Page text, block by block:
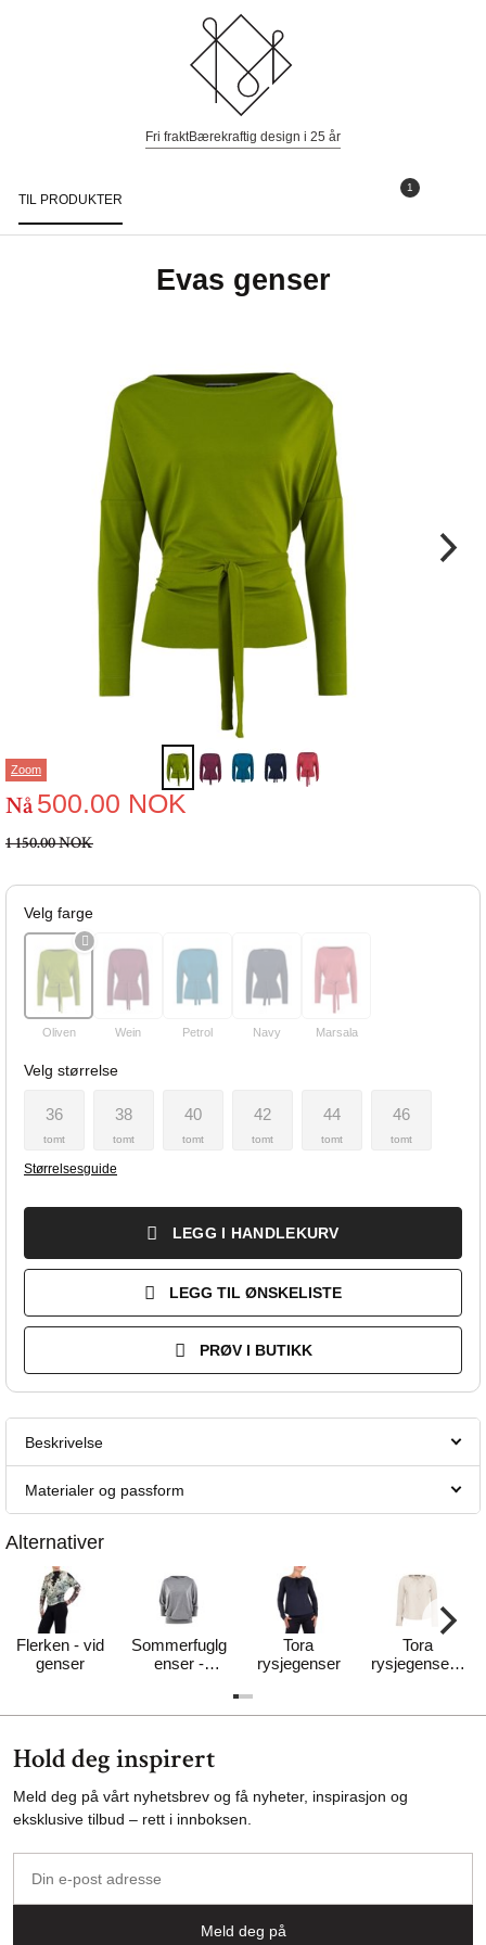
Fri fraktBærekraftig design i 25 år
1
TIL PRODUKTER
Evas genser
Zoom
Nå500.00 NOK
1 150.00 NOK
Velg farge
Oliven Wein Petrol Navy Marsala
Velg størrelse
36
tomt
38
tomt
40
tomt
42
tomt
44
tomt
46
tomt
Størrelsesguide
LEGG I HANDLEKURV
LEGG TIL ØNSKELISTE
PRØV I BUTIKK
Beskrivelse
Materialer og passform
Alternativer
Flerken - vid
genser
Sommerfuglg
enser -
Tora
rysjegenser
Tora
rysjegenser -
Hold deg inspirert
Meld deg på vårt nyhetsbrev og få nyheter, inspirasjon og
eksklusive tilbud – rett i innboksen.
post
Meld deg på